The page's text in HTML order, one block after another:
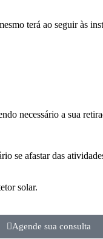
terá ao seguir às
necessário a sua
se afastar das
solar.
Agende sua consulta